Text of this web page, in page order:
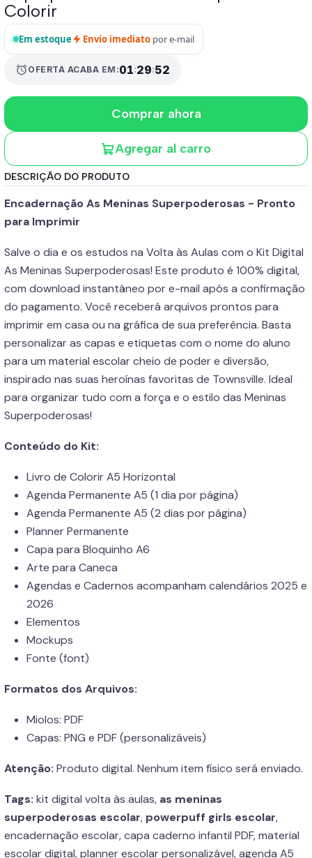
Colorir
Em estoque Envio imediato por e-mail
alarmOFERTA ACABA EM:01:29:51
Agregar al carro
Comprar ahora
DESCRIÇÃO DO PRODUTO
Encadernação As Meninas Superpoderosas - Pronto
para Imprimir
Salve o dia e os estudos na Volta às Aulas com o Kit Digital
As Meninas Superpoderosas! Este produto é 100% digital,
com download instantâneo por e-mail após a confirmação
do pagamento. Você receberá arquivos prontos para
imprimir em casa ou na gráfica de sua preferência. Basta
personalizar as capas e etiquetas com o nome do aluno
para um material escolar cheio de poder e diversão,
inspirado nas suas heroínas favoritas de Townsville. Ideal
para organizar tudo com a força e o estilo das Meninas
Superpoderosas!
Conteúdo do Kit:
Livro de Colorir A5 Horizontal
Agenda Permanente A5 (1 dia por página)
Agenda Permanente A5 (2 dias por página)
Planner Permanente
Capa para Bloquinho A6
Arte para Caneca
Agendas e Cadernos acompanham calendários 2025 e
2026
Elementos
Mockups
Fonte (font)
Formatos dos Arquivos:
Miolos: PDF
Capas: PNG e PDF (personalizáveis)
Atenção: Produto digital. Nenhum item físico será enviado.
Tags: kit digital volta às aulas, as meninas
superpoderosas escolar, powerpuff girls escolar,
encadernação escolar, capa caderno infantil PDF, material
escolar digital, planner escolar personalizável, agenda A5